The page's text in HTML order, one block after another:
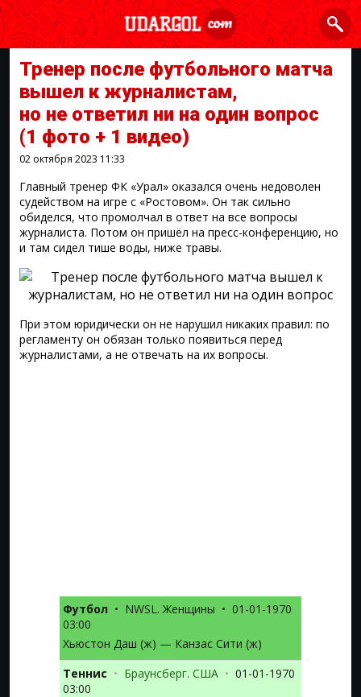
Тренер после футбольного матча
вышел к журналистам,
но не ответил ни на один вопрос
(1 фото + 1 видео)
02 октября 2023 11:33
Главный тренер ФК «Урал» оказался очень недоволен
судейством на игре с «Ростовом». Он так сильно
обиделся, что промолчал в ответ на все вопросы
журналиста. Потом он пришёл на пресс-конференцию, но
и там сидел тише воды, ниже травы.
При этом юридически он не нарушил никаких правил: по
регламенту он обязан только появиться перед
журналистами, а не отвечать на их вопросы.
Футбол • NWSL. Женщины • 01-01-1970
03:00
Хьюстон Даш (ж) — Канзас Сити (ж)
Теннис • Браунсберг. США • 01-01-1970
03:00